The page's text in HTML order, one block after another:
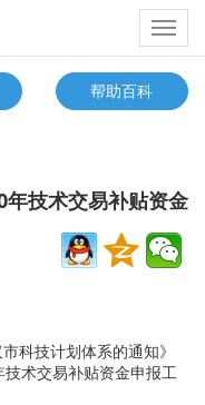
帮助百科
技术交易补贴资金
科技计划体系的通知》
技术交易补贴资金申报工